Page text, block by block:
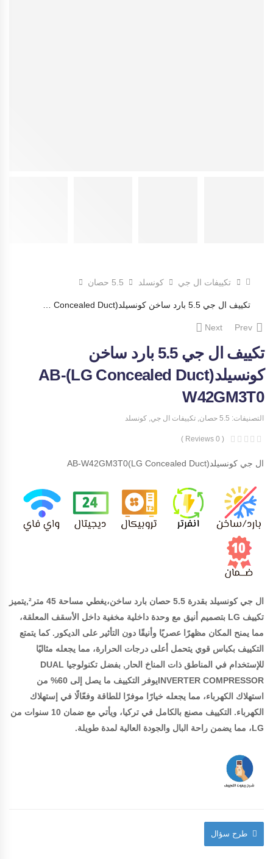
تكييفات ال جي كونسلد 5.5 حصان
تكييف ال جي 5.5 بارد ساخن كونسيلد(LG Concealed Duct)AB-W42GM3T0
Next
تكييف ال جي 5.5 بارد ساخن
كونسيلد(LG Concealed Duct)AB-
W42GM3T0
التصنيفات: 5.5 حصان , تكييفات ال جي, كونسلد
( 0 Reviews )
ال جي كونسيلد(LG Concealed Duct)AB-W42GM3T0
ال جي كونسيلد بقدرة 5.5 حصان بارد ساخن،يغطي مساحة 45 متر²,يتميز
تكييف LG بتصميم أنيق مع وحدة داخلية مخفية داخل الأسقف المعلقة،
مما يمنح المكان مظهرًا عصريًا وأنيقًا دون التأثير على الديكور. كما يتمتع
التكييف بكباس قوي يتحمل أعلى درجات الحرارة، مما يجعله مثاليًا
للإستخدام في المناطق ذات المناخ الحار, بفضل تكنولوجيا DUAL
INVERTER COMPRESSORيوفر التكييف ما يصل إلى 60% من
استهلاك الكهرباء، مما يجعله خيارًا موفرًا للطاقة وفعّالًا في إستهلاك
الكهرباء. التكييف مصنع بالكامل في تركيا، ويأتي مع ضمان 10 سنوات من
LG، مما يضمن راحة البال والجودة العالية لمدة طويلة.
طرح سؤال